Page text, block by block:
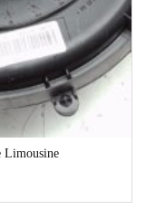
Limousine